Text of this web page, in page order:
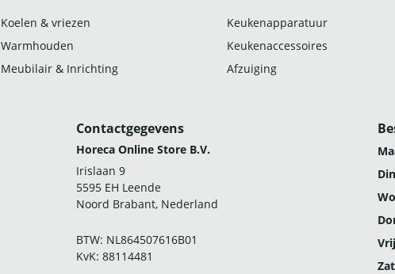
Koelen & vriezen Keukenapparatuur
Warmhouden Keukenaccessoires
Meubilair & Inrichting Afzuiging
Contactgegevens
Horeca Online Store B.V.
Irislaan 9
5595 EH Leende
Noord Brabant, Nederland
BTW: NL864507616B01
KvK: 88114481